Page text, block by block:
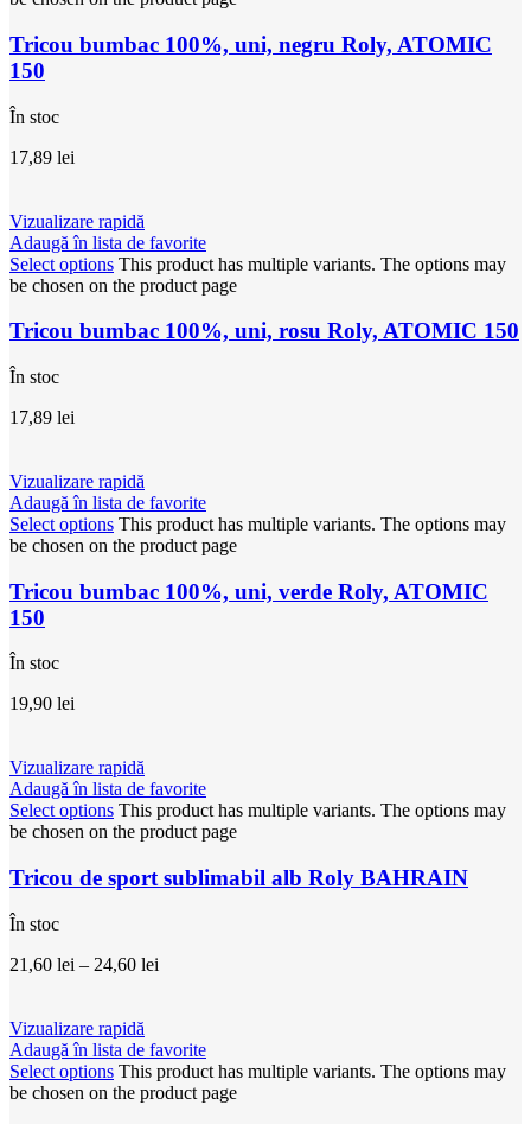
Tricou bumbac 100%, uni, negru Roly, ATOMIC
150
În stoc
17,89 lei
Vizualizare rapidă
Adaugă în lista de favorite
Select options This product has multiple variants. The options may
be chosen on the product page
Tricou bumbac 100%, uni, rosu Roly, ATOMIC 150
În stoc
17,89 lei
Vizualizare rapidă
Adaugă în lista de favorite
Select options This product has multiple variants. The options may
be chosen on the product page
Tricou bumbac 100%, uni, verde Roly, ATOMIC
150
În stoc
19,90 lei
Vizualizare rapidă
Adaugă în lista de favorite
Select options This product has multiple variants. The options may
be chosen on the product page
Tricou de sport sublimabil alb Roly BAHRAIN
În stoc
21,60 lei – 24,60 lei
Vizualizare rapidă
Adaugă în lista de favorite
Select options This product has multiple variants. The options may
be chosen on the product page